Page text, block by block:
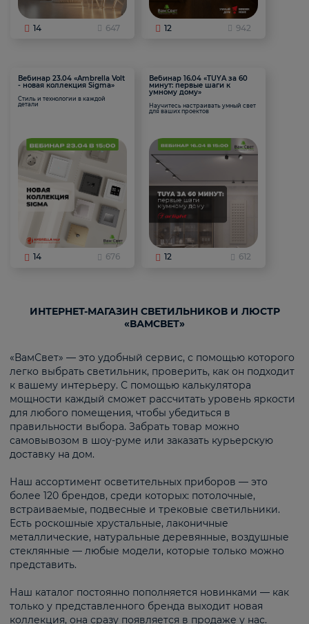
14 647 12 942
Вебинар 23.04 «Ambrella Volt
- новая коллекция Sigma»
Стиль и технологии в каждой
детали
14 676
Вебинар 16.04 «TUYA за 60
минут: первые шаги к
умному дому»
Научитесь настраивать умный свет
для ваших проектов
12 612
ИНТЕРНЕТ-МАГАЗИН СВЕТИЛЬНИКОВ И ЛЮСТР
«ВАМСВЕТ»
«ВамСвет» — это удобный сервис, с помощью которого
легко выбрать светильник, проверить, как он подходит
к вашему интерьеру. С помощью калькулятора
мощности каждый сможет рассчитать уровень яркости
для любого помещения, чтобы убедиться в
правильности выбора. Забрать товар можно
самовывозом в шоу-руме или заказать курьерскую
доставку на дом.
Наш ассортимент осветительных приборов — это
более 120 брендов, среди которых: потолочные,
встраиваемые, подвесные и трековые светильники.
Есть роскошные хрустальные, лаконичные
металлические, натуральные деревянные, воздушные
стеклянные — любые модели, которые только можно
представить.
Наш каталог постоянно пополняется новинками — как
только у представленного бренда выходит новая
коллекция, она сразу появляется в продаже у нас.